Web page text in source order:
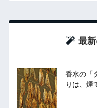
最
香水の「
りは、煙